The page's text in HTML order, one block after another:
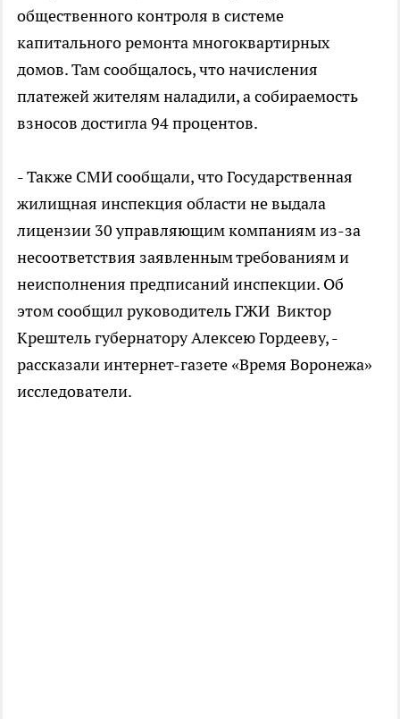
общественного контроля в системе
капитального ремонта многоквартирных
домов. Там сообщалось, что начисления
платежей жителям наладили, а собираемость
взносов достигла 94 процентов.
- Также СМИ сообщали, что Государственная
жилищная инспекция области не выдала
лицензии 30 управляющим компаниям из-за
несоответствия заявленным требованиям и
неисполнения предписаний инспекции. Об
этом сообщил руководитель ГЖИ Виктор
Крештель губернатору Алексею Гордееву, -
рассказали интернет-газете «Время Воронежа»
исследователи.